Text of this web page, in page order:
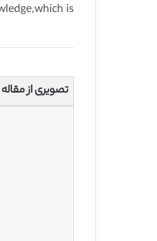
is
تصویری از